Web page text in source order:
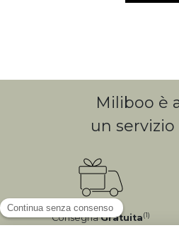
Miliboo è
un
ConsegnaGratuita(1)